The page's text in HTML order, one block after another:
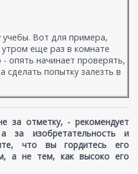
Вот для примера,
еще раз в комнате
опять начинает проверять,
попытку залезть в
за отметку, - рекомендует
за изобретательность и
что вы гордитесь его
а не тем, как высоко его